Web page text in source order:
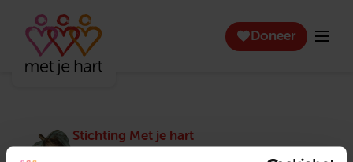
Doneer
Stichting Met je hart
Stichting Met je hart laat ouderen die zich